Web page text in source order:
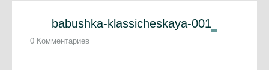
babushka-klassicheskaya-001
0 Комментариев